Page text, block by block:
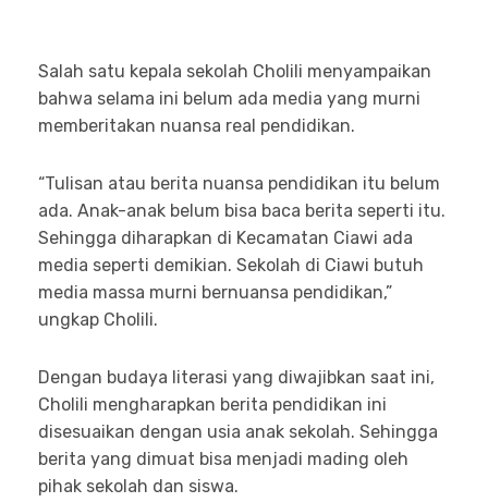
Salah satu kepala sekolah Cholili menyampaikan
bahwa selama ini belum ada media yang murni
memberitakan nuansa real pendidikan.
“Tulisan atau berita nuansa pendidikan itu belum
ada. Anak-anak belum bisa baca berita seperti itu.
Sehingga diharapkan di Kecamatan Ciawi ada
media seperti demikian. Sekolah di Ciawi butuh
media massa murni bernuansa pendidikan,”
ungkap Cholili.
Dengan budaya literasi yang diwajibkan saat ini,
Cholili mengharapkan berita pendidikan ini
disesuaikan dengan usia anak sekolah. Sehingga
berita yang dimuat bisa menjadi mading oleh
pihak sekolah dan siswa.